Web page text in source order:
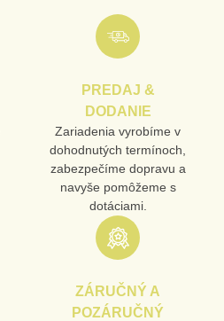
PREDAJ &
DODANIE
Zariadenia vyrobíme v
dohodnutých termínoch,
zabezpečíme dopravu a
navyše pomôžeme s
dotáciami.
ZÁRUČNÝ A
POZÁRUČNÝ